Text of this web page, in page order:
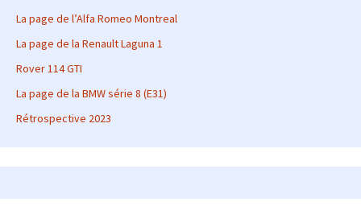
La page de l’Alfa Romeo Montreal
La page de la Renault Laguna 1
Rover 114 GTI
La page de la BMW série 8 (E31)
Rétrospective 2023